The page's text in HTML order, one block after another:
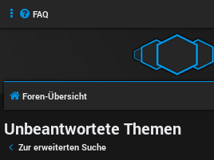
FAQ
Foren-Übersicht
Unbeantwortete Themen
Zur erweiterten Suche